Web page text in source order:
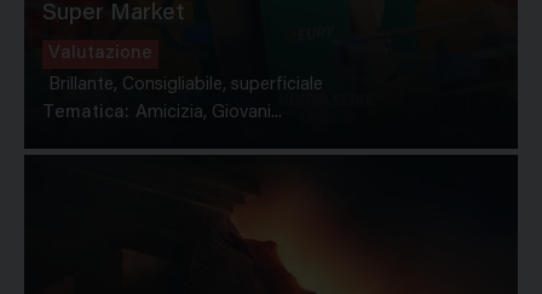
Super Market
Valutazione
Brillante, Consigliabile, superficiale
Tematica: Amicizia, Giovani...